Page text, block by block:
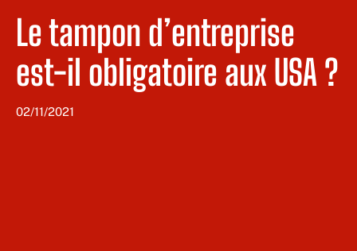
Le tampon d’entreprise
est-il obligatoire aux USA ?
02/11/2021